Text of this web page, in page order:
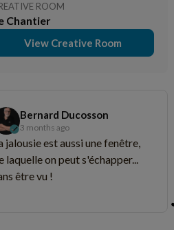
ROOM
Chantier
View Creative Room
Bernard Ducosson
3 months ago
jalousie est aussi une fenêtre,
laquelle on peut s'échapper...
être vu !